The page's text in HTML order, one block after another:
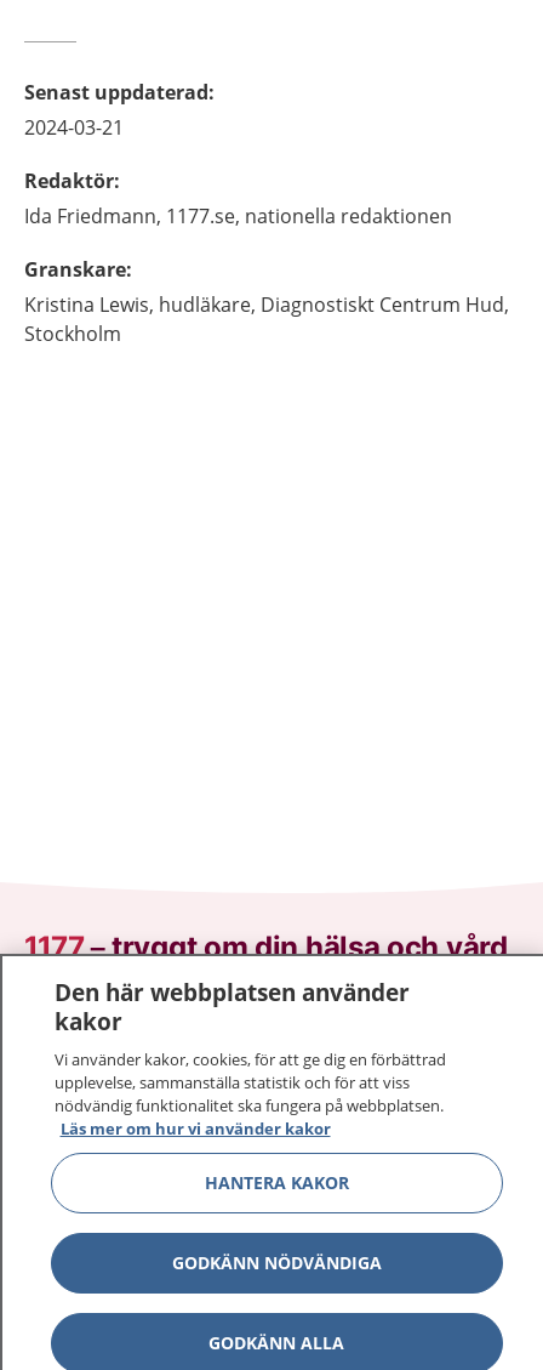
Senast uppdaterad:
2024-03-21
Redaktör:
Ida Friedmann, 1177.se, nationella redaktionen
Granskare:
Kristina Lewis, hudläkare, Diagnostiskt Centrum Hud,
Stockholm
1177–tryggt om din hälsa och vård
På 1177.se får du råd om hälsa och information om
sjukdomar och vilka mottagningar du kan kontakta.
Logga in för att läsa din journal och göra dina
vårdärenden. Ring telefonnummer 1177 för
sjukvårdsrådgivning dygnet runt.
1177 ger dig råd när du vill må bättre.
1177 på flera språk
Den här webbplatsen använder
kakor
Vi använder kakor, cookies, för att ge dig en förbättrad
upplevelse, sammanställa statistik och för att viss
nödvändig funktionalitet ska fungera på webbplatsen.
Läs mer om hur vi använder kakor
HANTERA KAKOR
GODKÄNN NÖDVÄNDIGA
GODKÄNN ALLA